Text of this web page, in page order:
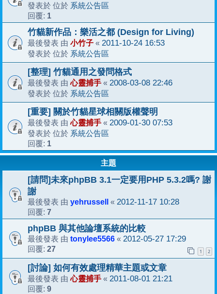
發表於 位於 系統公告區
回覆: 1
竹貓新作品：樂活之都 (Design for Living)
最後發表 由 小竹子 « 2011-10-24 16:53
發表於 位於 系統公告區
[整理] 竹貓通用之發問格式
最後發表 由心靈捕手 « 2008-03-08 22:46
發表於 位於 系統公告區
[重要] 關於竹貓星球相關版權聲明
最後發表 由心靈捕手 « 2009-01-30 07:53
發表於 位於 系統公告區
回覆: 1
主題
[請問]未來phpBB 3.1一定要用PHP 5.3.2嗎? 謝
謝
最後發表 由 yehrussell « 2012-11-17 10:28
回覆: 7
phpBB 與其他論壇系統的比較
最後發表 由 tonylee5566 « 2012-05-27 17:29
回覆: 27 1 2
[討論] 如何有效處理精華主題或文章
最後發表 由心靈捕手 « 2011-08-01 21:21
回覆: 9